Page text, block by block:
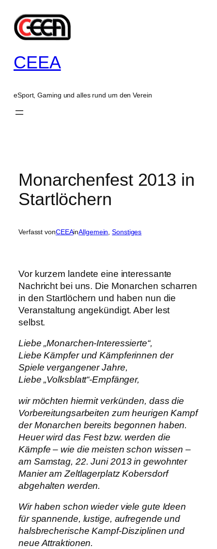
Inhalt
springen
CEEA
eSport, Gaming und alles rund um den Verein
Monarchenfest 2013 in
Startlöchern
Verfasst vonCEEAinAllgemein , Sonstiges
Vor kurzem landete eine interessante
Nachricht bei uns. Die Monarchen scharren
in den Startlöchern und haben nun die
Veranstaltung angekündigt. Aber lest
selbst.
Liebe „Monarchen-Interessierte“,
Liebe Kämpfer und Kämpferinnen der
Spiele vergangener Jahre,
Liebe „Volksblatt“-Empfänger,
wir möchten hiermit verkünden, dass die
Vorbereitungsarbeiten zum heurigen Kampf
der Monarchen bereits begonnen haben.
Heuer wird das Fest bzw. werden die
Kämpfe – wie die meisten schon wissen –
am Samstag, 22. Juni 2013 in gewohnter
Manier am Zeltlagerplatz Kobersdorf
abgehalten werden.
Wir haben schon wieder viele gute Ideen
für spannende, lustige, aufregende und
halsbrecherische Kampf-Disziplinen und
neue Attraktionen.